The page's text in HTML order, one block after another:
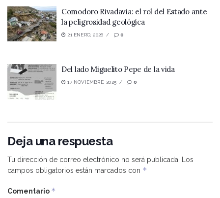
Comodoro Rivadavia: el rol del Estado ante
la peligrosidad geológica
21 ENERO, 2026 0
Del lado Miguelito Pepe de la vida
17 NOVIEMBRE, 2025 0
Deja una respuesta
Tu dirección de correo electrónico no será publicada.
Los
campos obligatorios están marcados con *
Comentario *